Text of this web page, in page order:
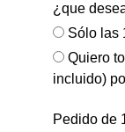
¿que
Sólo las
Quiero
incluido)
Pedido de